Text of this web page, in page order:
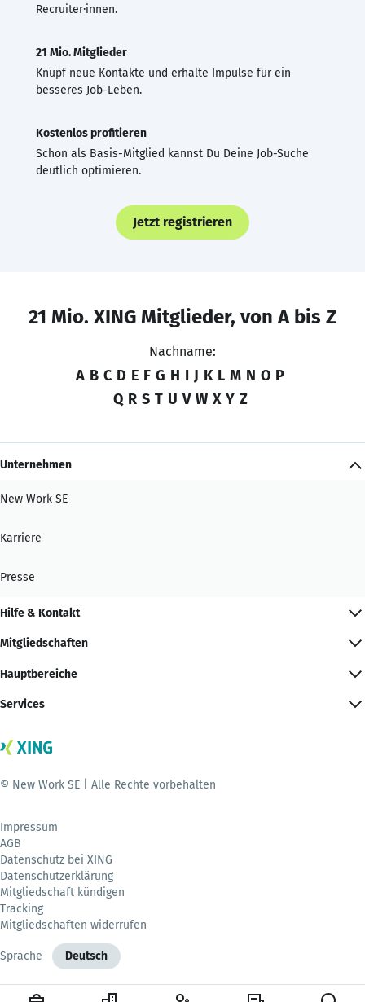
Recruiter·innen.
21 Mio. Mitglieder
Knüpf neue Kontakte und erhalte Impulse für ein
besseres Job-Leben.
Kostenlos profitieren
Schon als Basis-Mitglied kannst Du Deine Job-Suche
deutlich optimieren.
Jetzt registrieren
21 Mio. XING Mitglieder, von A bis Z
Nachname:
A B C D E F G H I J K L M N O P
Q R S T U V W X Y Z
Unternehmen
New Work SE
Karriere
Presse
Hilfe & Kontakt
Mitgliedschaften
Hauptbereiche
Services
© New Work SE | Alle Rechte vorbehalten
Impressum
AGB
Datenschutz bei XING
Datenschutzerklärung
Mitgliedschaft kündigen
Tracking
Mitgliedschaften widerrufen
Sprache Deutsch